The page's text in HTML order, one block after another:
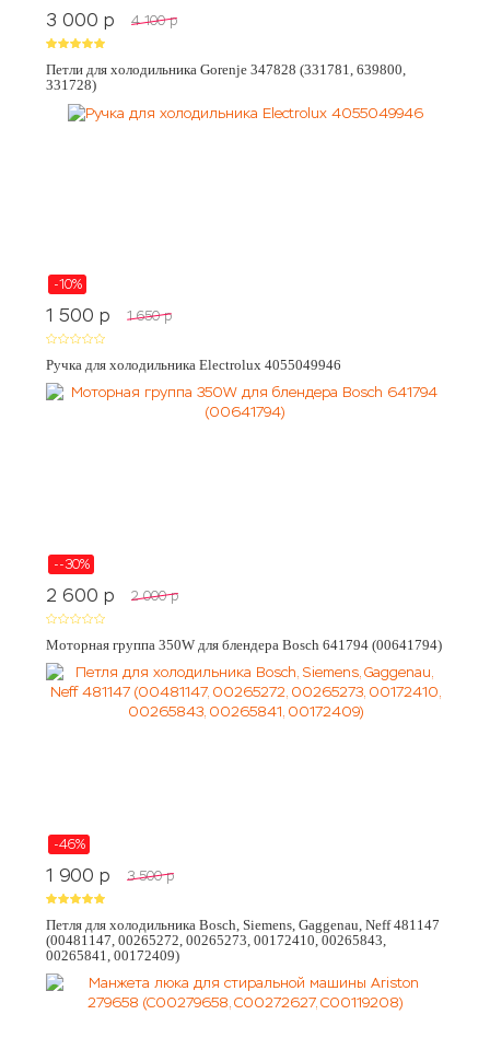
3 000 p 4 100 p
Петли для холодильника Gorenje 347828 (331781, 639800,
331728)
-10%
1 500 p 1 650 p
Ручка для холодильника Electrolux 4055049946
--30%
2 600 p 2 000 p
Моторная группа 350W для блендера Bosch 641794 (00641794)
-46%
1 900 p 3 500 p
Петля для холодильника Bosch, Siemens, Gaggenau, Neff 481147
(00481147, 00265272, 00265273, 00172410, 00265843,
00265841, 00172409)